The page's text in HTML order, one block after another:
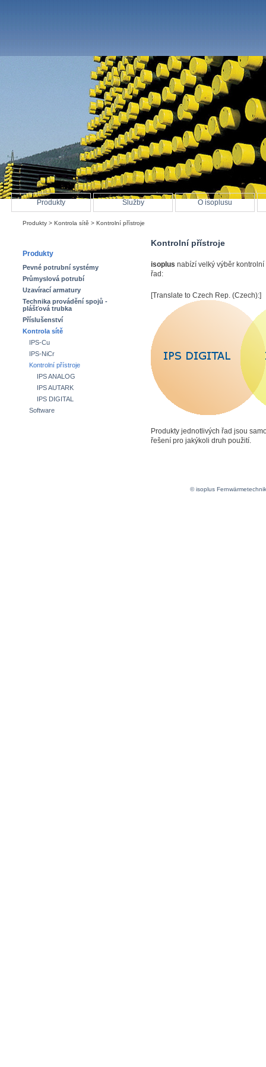
Produkty > Kontrola sítě > Kontrolní přístroje
Kontrolní přístroje
isoplus nabízí velký výběr
řad:
[Translate to Czech Rep. (Czech):]
Produkty jednotlivých řad jsou
řešení pro jakýkoli druh použití.
Produkty Služby O isoplusu
Produkty
Pevné potrubní systémy
Průmyslová potrubí
Uzavírací armatury
Technika provádění spojů -
plášťová trubka
Příslušenství
Kontrola sítě
IPS-Cu
IPS-NiCr
Kontrolní přístroje
IPS ANALOG
IPS AUTARK
IPS DIGITAL
Software
© isoplus Fernwärmetechnik